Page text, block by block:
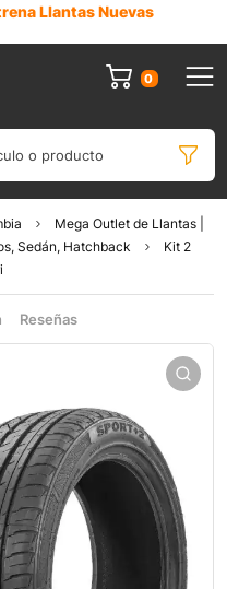
Llantas Nuevas
0
o producto
Mega Outlet de Llantas |
Sedán, Hatchback
Kit 2
Reseñas